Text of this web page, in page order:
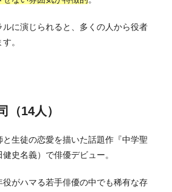
に演じられると、多くの人から役者
。
（14人）
生徒の恋愛を描いた話題作『中学聖
史名義）で俳優デビュー。
がハマる若手俳優の中でも稀有な存